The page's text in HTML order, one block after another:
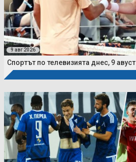
9 авг 2026
Спортът по телевизията днес, 9 авуст